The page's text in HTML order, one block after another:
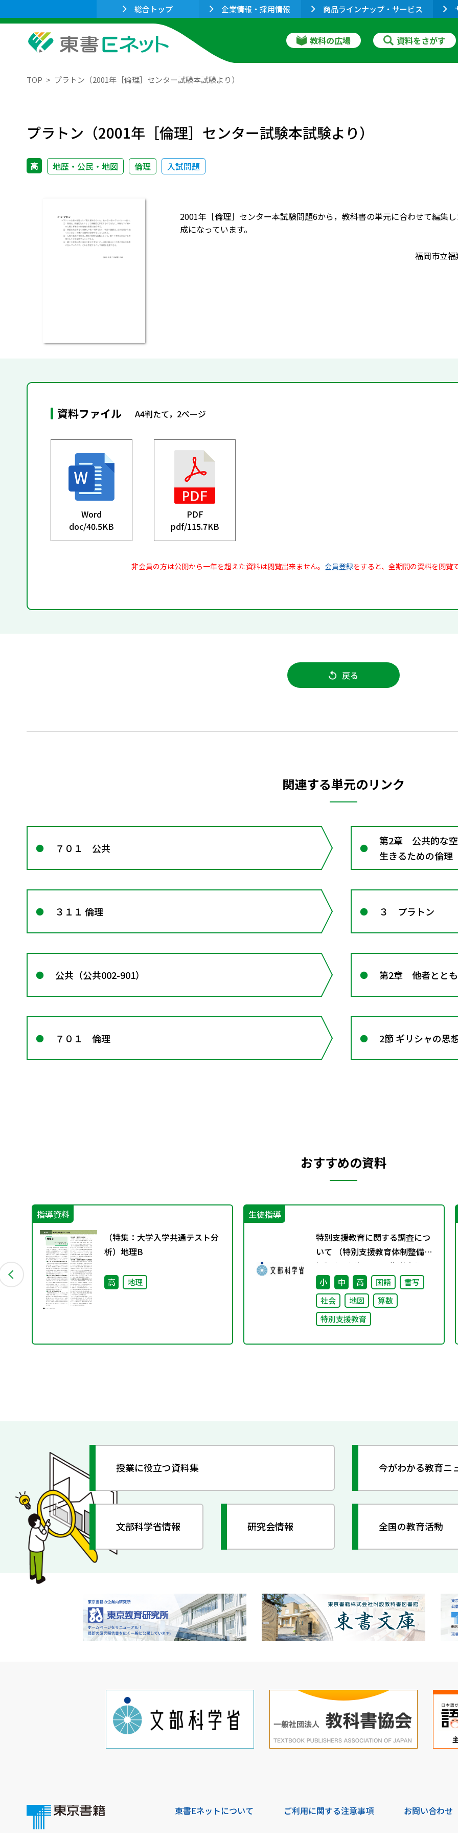
総合トップ 企業情報・採用情報 商品ラインナップ・サービス
教科の広場 資料をさがす
TOP プラトン（2001年［倫理］センター試験本試験より）
プラトン（2001年［倫理］センター試験本試験より）
高 地歴・公民・地図 倫理 入試問題
2001年［倫理］センター本試験問題6から，教科書の単元に合わせて編集
成になっています。
福岡市立
資料ファイル A4判たて，2ページ
Word
doc/40.5KB
PDF
pdf/115.7KB
非会員の方は公開から一年を超えた資料は閲覧出来ません。 会員登録をすると、全期間の資料を閲覧
戻る
関連する単元のリンク
７０１ 公共
第2章 公共的な
生きるための倫理
３１１ 倫理 ３ プラトン
公共（公共002-901） 第2章 他者ととも
７０１ 倫理 2節 ギリシャの思
おすすめの資料
指導資料
（特集：大学入学共通テスト分
析）地理B
高 地理
生徒指導
特別支援教育に関する調査につ
いて （特別支援教育体制整備状
況調査、通級による指導実施状
況調査）
小 中 高 国語
書写
社会
地図
算数
特別支援教育
授業に役立つ資料集 今がわかる教育ニ
文部科学省情報 研究会情報 全国の教育活動
東書Eネットについて ご利用に関する注意事項 お問い合わせ